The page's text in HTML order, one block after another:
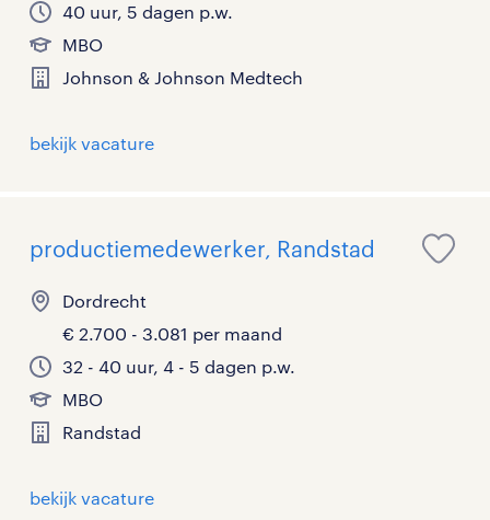
40 uur, 5 dagen p.w.
MBO
Johnson & Johnson Medtech
bekijk vacature
productiemedewerker, Randstad
Dordrecht
€ 2.700 - 3.081 per maand
32 - 40 uur, 4 - 5 dagen p.w.
MBO
Randstad
bekijk vacature